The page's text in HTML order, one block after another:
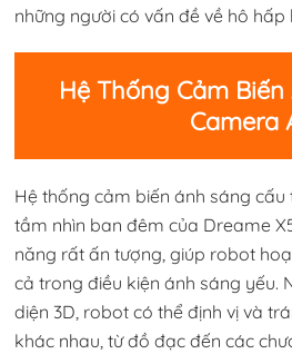
những người có vấn đề về hô hấp
Hệ Thống Cảm
Camera
Hệ thống cảm biến ánh sáng
tầm nhìn ban đêm của Dreame
năng rất ấn tượng, giúp robot
cả trong điều kiện ánh sáng yếu.
diện 3D, robot có thể định vị và
khác nhau, từ đồ đạc đến các